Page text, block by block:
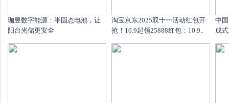
珈昱数字能源：半固态电池，让
阳台光储更安全
淘宝京东2025双十一活动红包开
抢！10.9起领25888红包：10.9..
中
成